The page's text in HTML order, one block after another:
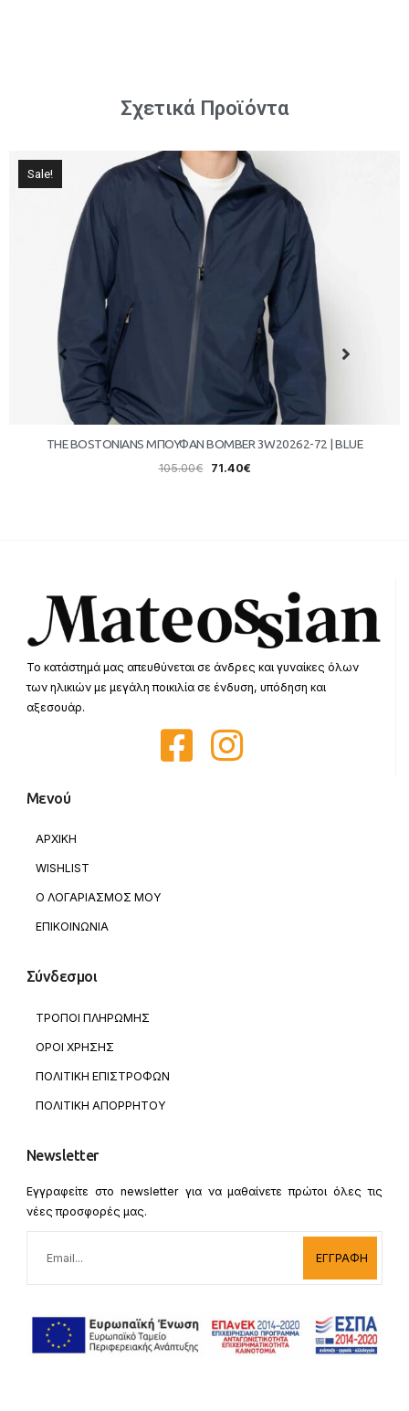
Σχετικά Προϊόντα
Sale!
THE BOSTONIANS ΜΠΟΥΦΑΝ BOMBER 3W20262-72 | BLUE
105.00€ 71.40€
Το κατάστημά μας απευθύνεται σε άνδρες και γυναίκες όλων
των ηλικιών με μεγάλη ποικιλία σε ένδυση, υπόδηση και
αξεσουάρ.
Μενού
ΑΡΧΙΚΗ
WISHLIST
Ο ΛΟΓΑΡΙΑΣΜΟΣ ΜΟΥ
ΕΠΙΚΟΙΝΩΝΙΑ
Σύνδεσμοι
ΤΡΟΠΟΙ ΠΛΗΡΩΜΗΣ
ΟΡΟΙ ΧΡΗΣΗΣ
ΠΟΛΙΤΙΚΗ ΕΠΙΣΤΡΟΦΩΝ
ΠΟΛΙΤΙΚΗ ΑΠΟΡΡΗΤΟΥ
Newsletter
Εγγραφείτε στο newsletter για να μαθαίνετε πρώτοι όλες τις
νέες προσφορές μας.
ΕΓΓΡΑΦΗ